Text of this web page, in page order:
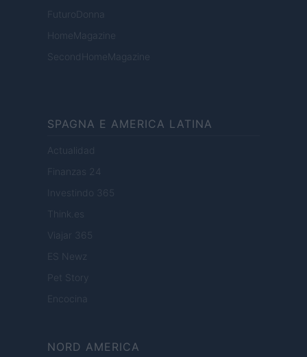
FuturoDonna
HomeMagazine
SecondHomeMagazine
SPAGNA E AMERICA LATINA
Actualidad
Finanzas 24
Investindo 365
Think.es
Viajar 365
ES Newz
Pet Story
Encocina
NORD AMERICA